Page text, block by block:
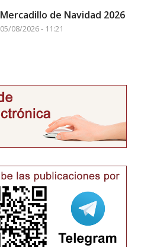
Mercadillo de Navidad 2026
05/08/2026 - 11:21